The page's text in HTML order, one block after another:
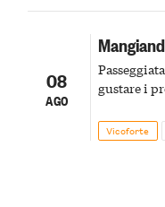
08
AGO
gustare i
Vicoforte